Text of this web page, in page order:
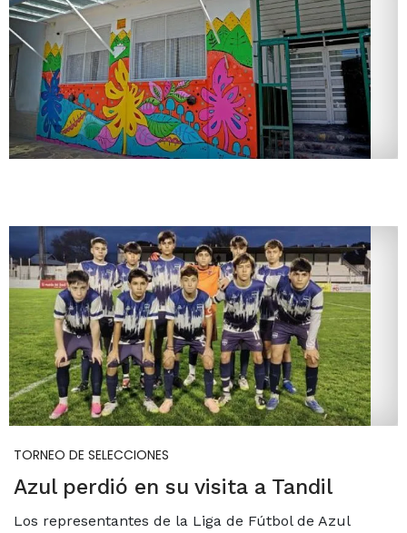
TORNEO DE SELECCIONES
Azul perdió en su visita a Tandil
Los representantes de la Liga de Fútbol de Azul